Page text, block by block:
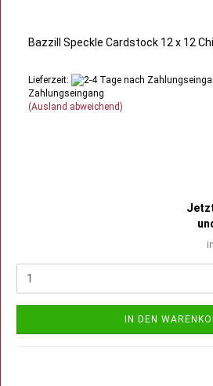
Bazzill Speckle Cardstock 12 x 12
Lieferzeit:
Zahlungseingang
(Ausland abweichend)
IN DEN